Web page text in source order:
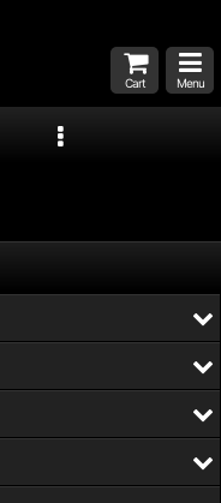
Cart Menu